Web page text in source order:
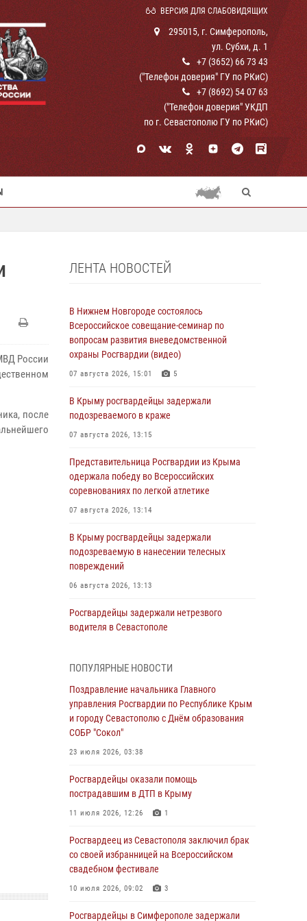
ВЕРСИЯ ДЛЯ СЛАБОВИДЯЩИХ
295015, г. Симферополь,
ул. Субхи, д. 1
+7 (3652) 66 73 43
("Телефон доверия" ГУ по РКиС)
+7 (8692) 54 07 63
("Телефон доверия" УКДП
по г. Севастополю ГУ по РКиС)
России
после
ЛЕНТА НОВОСТЕЙ
В Нижнем Новгороде состоялось
Всероссийское совещание-семинар по
вопросам развития вневедомственной
охраны Росгвардии (видео)
07 августа 2026, 15:01 5
В Крыму росгвардейцы задержали
подозреваемого в краже
07 августа 2026, 13:15
Представительница Росгвардии из Крыма
одержала победу во Всероссийских
соревнованиях по легкой атлетике
07 августа 2026, 13:14
В Крыму росгвардейцы задержали
подозреваемую в нанесении телесных
повреждений
06 августа 2026, 13:13
Росгвардейцы задержали нетрезвого
водителя в Севастополе
Росгвардейцы в Севастополе дважды
задержали крымчанина при попытке кражи
04 августа 2026, 12:52
В Симферополе сотрудники Росгвардии
задержали нетрезвого мужчину
Росгвардия в Крыму и Севастополе
задержала ряд правонарушителей
В Симферополе росгвардейцы задержали
гражданина, подозреваемого в совершении
серии краж
ПОПУЛЯРНЫЕ НОВОСТИ
Поздравление начальника Главного
управления Росгвардии по Республике Крым
и городу Севастополю с Днём образования
СОБР "Сокол"
23 июля 2026, 03:38
Росгвардейцы оказали помощь
пострадавшим в ДТП в Крыму
11 июля 2026, 12:26 1
Росгвардеец из Севастополя заключил брак
со своей избранницей на Всероссийском
свадебном фестивале
10 июля 2026, 09:02 3
Росгвардейцы в Симферополе задержали